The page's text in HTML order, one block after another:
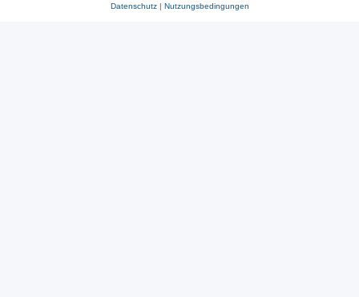
Datenschutz| Nutzungsbedingungen